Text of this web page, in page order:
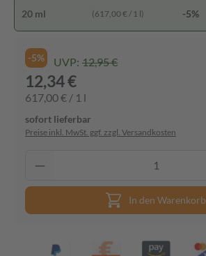
20 ml (617,00 € / 1 l) -5%
-5% UVP: 12,95 €
12,34 €
617,00 € / 1 l
sofort lieferbar
Preise inkl. MwSt. ggf. zzgl. Versandkosten
In den Warenkorb